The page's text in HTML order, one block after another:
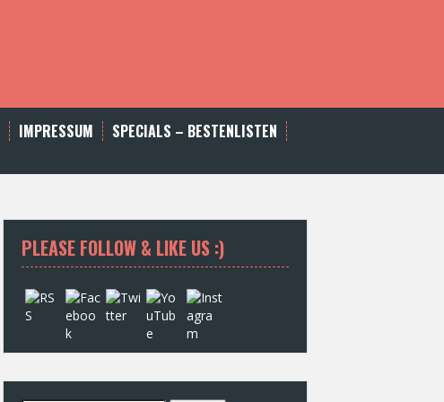
IMPRESSUM
SPECIALS – BESTENLISTEN
PLEASE FOLLOW & LIKE US :)